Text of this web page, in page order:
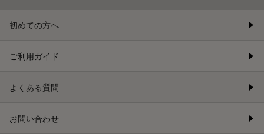
初めての方へ
ご利用ガイド
よくある質問
お問い合わせ